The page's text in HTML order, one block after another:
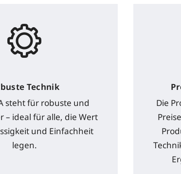
Technik
steht für robuste und
– ideal für alle, die Wert
und Einfachheit
legen.
Die